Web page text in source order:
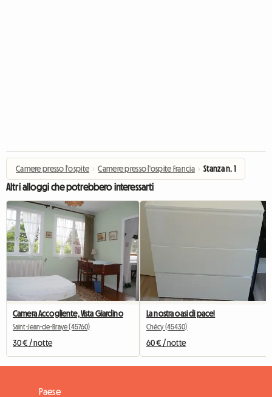
Camere presso l'ospite › Camere presso l'ospite Francia › Stanza n. 1
Altri alloggi che potrebbero interessarti
Camera Accogliente, Vista Giardino
Saint-Jean-de-Braye (45760)
30 € / notte
La nostra oasi di pace!
Chécy (45430)
60 € / notte
Paese